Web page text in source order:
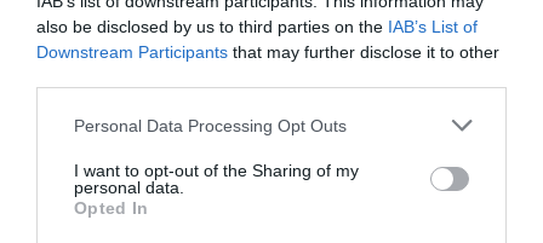
also be disclosed by us to third parties on the IAB’s List of
Downstream Participants that may further disclose it to other
Personal Data Processing Opt Outs
I want to opt-out of the Sharing of my
personal data.
Opted In